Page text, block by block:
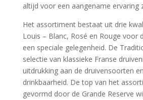
altijd voor een aangename ervaring
Het assortiment bestaat uit drie
Louis – Blanc, Rosé en Rouge voor
een speciale gelegenheid. De
selectie van klassieke Franse
uitdrukking aan de druivensoorten
drinkbaarheid. De top van het
gevormd door de Grande Reserve